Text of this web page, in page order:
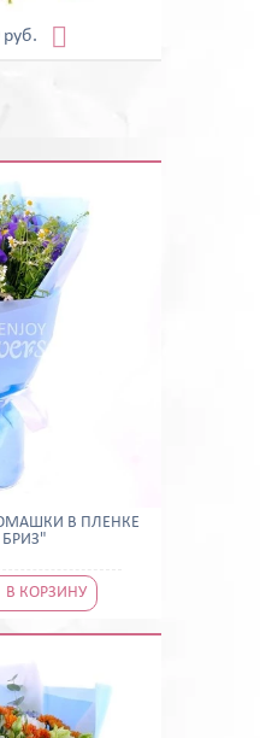
руб. 
В ПЛЕНКЕ
В КОРЗИНУ